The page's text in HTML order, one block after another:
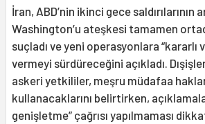
İran, ABD’nin ikinci gece saldırılarının
Washington’u ateşkesi tamamen
suçladı ve yeni operasyonlara “kararlı
vermeyi sürdüreceğini açıkladı.
askeri yetkililer, meşru müdafaa
kullanacaklarını belirtirken,
genişletme” çağrısı yapılmaması